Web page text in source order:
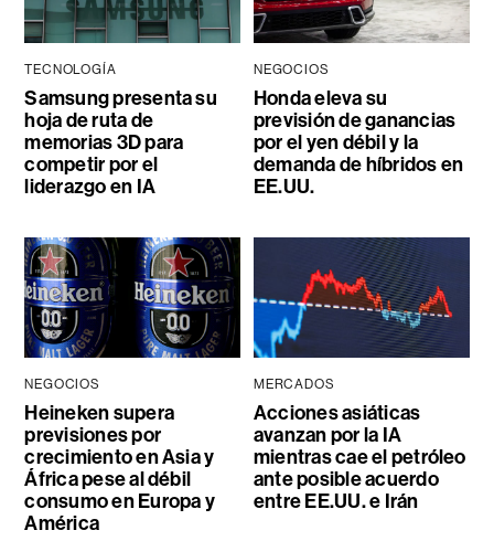
TECNOLOGÍA
Samsung presenta su
hoja de ruta de
memorias 3D para
competir por el
liderazgo en IA
NEGOCIOS
Honda eleva su
previsión de ganancias
por el yen débil y la
demanda de híbridos en
EE.UU.
NEGOCIOS
Heineken supera
previsiones por
crecimiento en Asia y
África pese al débil
consumo en Europa y
América
MERCADOS
Acciones asiáticas
avanzan por la IA
mientras cae el petróleo
ante posible acuerdo
entre EE.UU. e Irán